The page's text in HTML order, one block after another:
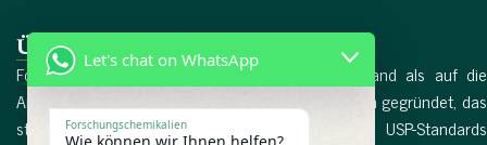
Über uns
Forschungschemikalien wurde 2017 in Deutschland als auf die
Arzneimittelproduktion spezialisiertes Unternehmen gegründet, das
streng nach den internationalen EMA- und USP-Standards
Let's chat on WhatsApp
Forschungschemikalien